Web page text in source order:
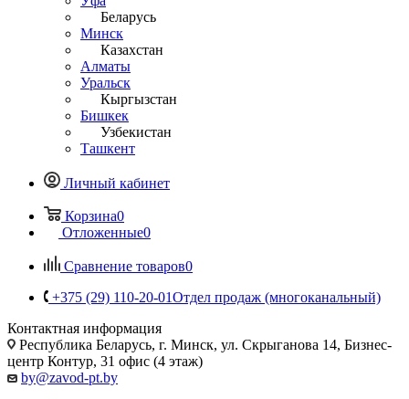
Беларусь
Минск
Казахстан
Алматы
Уральск
Кыргызстан
Бишкек
Узбекистан
Ташкент
Личный кабинет
Корзина0
Отложенные0
Сравнение товаров0
+375 (29) 110-20-01Отдел продаж (многоканальный)
Контактная информация
Республика Беларусь, г. Минск, ул. Скрыганова 14, Бизнес-
центр Контур, 31 офис (4 этаж)
by@zavod-pt.by